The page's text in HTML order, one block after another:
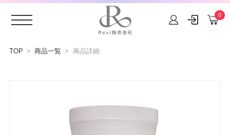
ンツに
0
TOP 商品一覧 商品詳細